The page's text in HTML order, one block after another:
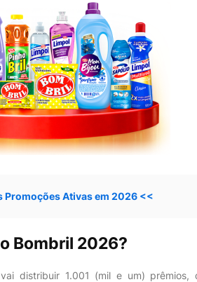
Promoções Ativas em 2026 <<
Bombril 2026?
distribuir 1.001 (mil e um) prêmios,